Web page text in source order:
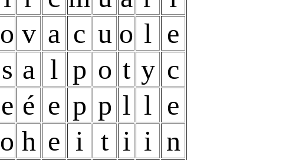
o v a c u o l e
s a l p o t y c
e é e p p l l e
o h e i t i i n